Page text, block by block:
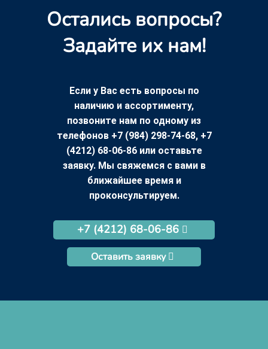
Остались вопросы?
Задайте их нам!
Если у Вас есть вопросы по
наличию и ассортименту,
позвоните нам по одному из
телефонов +7 (984) 298-74-68, +7
(4212) 68-06-86 или оставьте
заявку. Мы свяжемся с вами в
ближайшее время и
проконсультируем.
+7 (4212) 68-06-86
Оставить заявку